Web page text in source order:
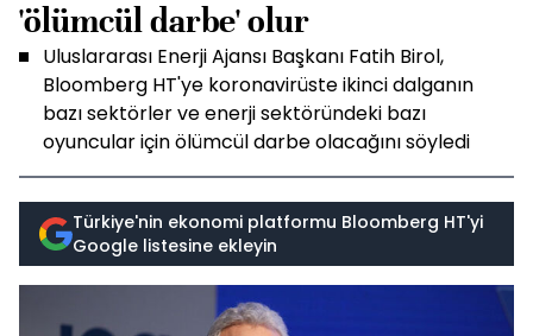
'ölümcül darbe' olur
Uluslararası Enerji Ajansı Başkanı Fatih Birol,
Bloomberg HT'ye koronavirüste ikinci dalganın
bazı sektörler ve enerji sektöründeki bazı
oyuncular için ölümcül darbe olacağını söyledi
Türkiye'nin ekonomi platformu Bloomberg HT'yi
Google listesine ekleyin